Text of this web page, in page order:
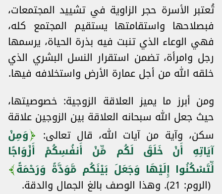
تُعتبر الأسرة حجر الزاوية في تشييد المجتمعات،
فبصلاحها واستقامتها يستقيم المجتمع كله،
فهي الوعاء الذي تنبت فيه بذرة الحياة، يرسمها
رجل وامرأة، تضمن استقرار النسل البشري الذي
خلقه الله من أجل عمارة الأرض واستخلافه فيها.
ومن أبرز ما يميز العلاقة الزوجية: خصوصيتها،
حيث جعل الله سبحانه العلاقة بين الزوجين علاقة
سكن، وآية من آيات الله، قال تعالى:
وَمِنْ
آيَاتِهِ أَنْ خَلَقَ لَكُم مِّنْ أَنفُسِكُمْ أَزْوَاجًا
لِّتَسْكُنُوا إِلَيْهَا وَجَعَلَ بَيْنَكُم مَّوَدَّةً وَرَحْمَةً
(الروم: 21). وهذا الوصف بالغ الجمال والدقة.